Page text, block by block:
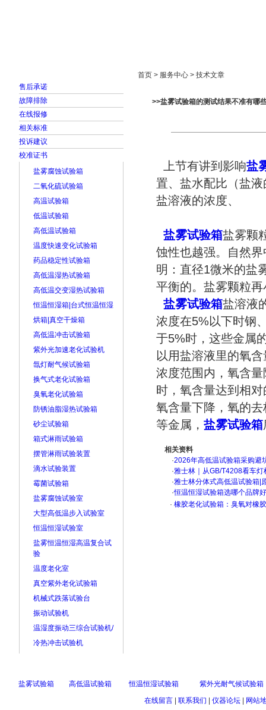
售后承诺
故障排除
在线报修
相关标准
投诉建议
校准证书
盐雾腐蚀试验箱
二氧化硫试验箱
高温试验箱
低温试验箱
高低温试验箱
温度快速变化试验箱
药品稳定性试验箱
高低温湿热试验箱
高低温交变湿热试验箱
恒温恒湿箱|台式恒温恒湿
烘箱|真空干燥箱
高低温冲击试验箱
紫外光加速老化试验机
氙灯耐气候试验箱
换气式老化试验箱
臭氧老化试验箱
防锈油脂湿热试验箱
砂尘试验箱
箱式淋雨试验箱
摆管淋雨试验装置
滴水试验装置
霉菌试验箱
盐雾腐蚀试验室
大型高低温步入试验室
恒温恒湿试验室
盐雾恒温恒湿高温复合试
验
温度老化室
真空紫外老化试验箱
机械式跌落试验台
振动试验机
温湿度振动三综合试验机/
冷热冲击试验机
首页 > 服务中心 > 技术文章
>>盐雾试验箱的测试结果不准有哪
上节有讲到影响盐
置、盐水配比（盐
盐溶液的浓度、
盐雾试验箱盐雾颗
蚀性也越强。自然
明：直径1微米的盐
平衡的。盐雾颗粒
盐雾试验箱盐溶液
浓度在5%以下时钢
于5%时，这些金属
以用盐溶液里的氧
浓度范围内，氧含
时，氧含量达到相
氧含量下降，氧的
等金属， 盐雾试验箱
相关资料
·2026年高低温试验箱采购
·雅士林｜从GB/T4208看车
·雅士林分体式高低温试验箱|
·恒温恒湿试验箱选哪个品牌
· 橡胶老化试验箱：臭氧对橡
盐雾试验箱 高低温试验箱 恒温恒湿试验箱
紫外光耐气候试验箱
在线留言| 联系我们 仪器论坛| 网站